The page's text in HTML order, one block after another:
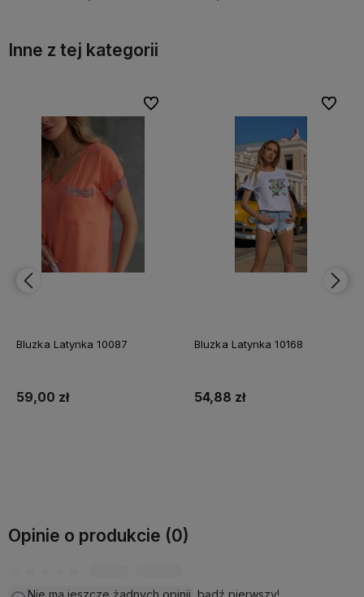
Inne z tej kategorii
Bluzka Latynka 10168
54,88 zł
Do ulubionych
Do ulubionych
Bluzka Latynka 10252
54,88 zł
Do
Do
Opinie o produkcie (0)
Nie ma jeszcze żadnych opinii, bądź pierwszy!